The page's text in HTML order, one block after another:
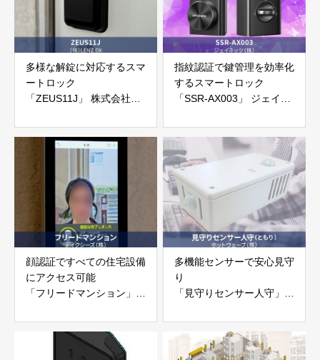
多様な解錠に対応するスマ
ートロック
「ZEUS11J」 株式会社
指紋認証で鍵管理を効率化
するスマートロック
「SSR-AX003」 ジェイネ
顔認証ですべての住宅設備
にアクセス可能
「フリードマンション」
多機能センサーで安心見守
り
「見守りセンサー人守」